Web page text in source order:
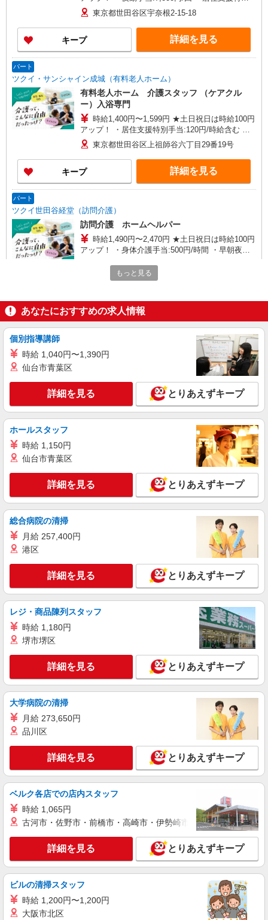
手当:120円/時間含む ※給与幅は資格・経験等によ
る
東京都世田谷区宇奈根2-15-18
キープ 詳細を見る
パート
ツクイ・サンシャイン成城（有料老人ホーム）
有料老人ホーム 介護スタッフ （ケアクル
ー）入浴専門
時給1,400円〜1,599円 ★土日祝日は時給100円
アップ！ ・居住支援特別手当:120円/時給含む ※
給与幅は資格・経験等による
東京都世田谷区上祖師谷六丁目29番19号
キープ 詳細を見る
パート
ツクイ世田谷経堂（訪問介護）
訪問介護 ホームヘルパー
時給1,490円〜2,470円 ★土日祝日は時給100円
アップ！ ・身体介護手当:500円/時間 ・早朝夜間
帯） ・ICT手当:2,000円/月 ・深夜割増は別途支給
・ケア→ケアの移動時間も賃金（時給）を支給 ・
格・経験等による
東京都世田谷区宮坂2-11-13
パート
ツクイ世田谷上祖師谷（デイサービス）
デイサービス 介護スタッフ（ケアクルー）
時給1,346円〜1,577円 ★土日祝日は時給100円
アップ！ ・居住支援特別手当:120円/時間含む ※
給与幅は資格・経験等による
東京都世田谷区上祖師谷1丁目37-1
キープ 詳細を見る
パート
ツクイ世田谷経堂（訪問入浴）
訪問入浴 介護スタッフ（オペレーター）
時給1,507円〜1,757円 ★土・祝日は時給100円
アップ！ ・居住支援特別手当:120円/時間含む ※
給与幅は資格・経験等による
東京都世田谷区宮坂2-11-13
キープ 詳細を見る
ツクイ・サンシャイン成城（有料老人ホーム）
有料老人ホーム 介護スタッフ （ケアクル
ー）
時給1,400円〜1,599円 ★土日祝日は時給100円
アップ！ ・夜勤手当:1万円/回 ・居住支援特別手
当:120円/時給含む ※給与幅は資格・経験等による
東京都世田谷区上祖師谷六丁目29番19号
キープ 詳細を見る
パート
ツクイ・サンシャイン成城（有料老人ホーム）
有料老人ホーム 日勤専従介護スタッフ （ケ
アップ！ ・居住支援特別手当:120円/時給含む ※
給与幅は資格・経験等による
東京都世田谷区上祖師谷六丁目29番19号
キープ
正社員
SOMPOケア 世田谷 定期巡回/4017ia1
介護スタッフ
【介護福祉士】 月給：324,300円 年収例：428
万円〜 ※職務手当、特別職務手当、特別地域手
当、（東京都）居住支援特別手当、働きがい向上
手当、日祝手当（月平均2回分）、在宅手当（月平
均15回分）、深夜勤手当（月平均5回分）等、毎月
平均的に支払われる手当を含みます。 ※居住支援
東京都世田谷区三軒茶屋1-37-8 ワコーレ64
10階
もっと見る
あなたにおすすめの求人情報
個別指導講師
時給 1,040円〜1,390円
仙台市青葉区
詳細を見る とりあえずキープ
ホールスタッフ
時給 1,150円
仙台市青葉区
詳細を見る とりあえずキープ
総合病院の清掃
月給 257,400円
港区
詳細を見る とりあえずキープ
レジ・商品陳列スタッフ
時給 1,180円
堺市堺区
詳細を見る とりあえずキープ
大学病院の清掃
月給 273,650円
品川区
詳細を見る とりあえずキープ
ベルク各店での店内スタッフ
時給 1,065円
古河市・佐野市・前橋市・高崎市・伊勢崎市・太田市・館林市
詳細を見る とりあえずキープ
ビルの清掃スタッフ
時給 1,200円〜1,200円
大阪市北区